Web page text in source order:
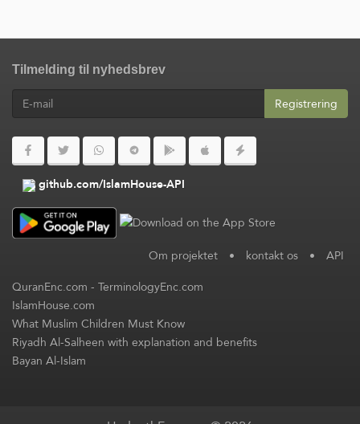
Tilmelding til nyhedsbrev
Registrering
github.com/IslamHouse-API
Om projektet • kontakt os • API
QuranEnc.com-TerminologyEnc.com
IslamHouse.com
What Muslim Children Must Know
Riyadh Al-Salheen with explanation and benefits
Bayan Al-Islam